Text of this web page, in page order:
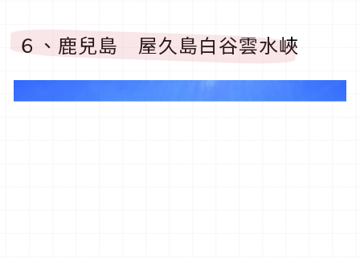
６、鹿兒島 屋久島白谷雲水峽